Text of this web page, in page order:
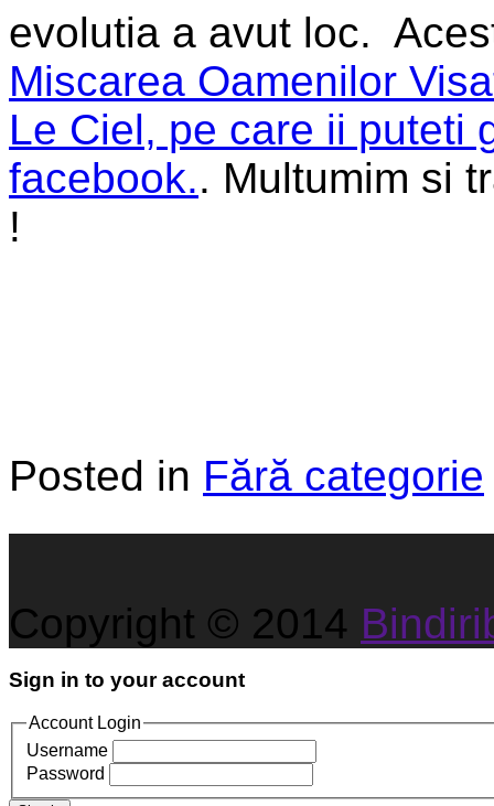
evolutia a avut loc.
Miscarea Oamenilor
Le Ciel, pe care ii puteti
facebook.. Multumim si
!
Posted in Fără categorie
Copyright © 2014
Sign in to your account
Account Login
Username
Password